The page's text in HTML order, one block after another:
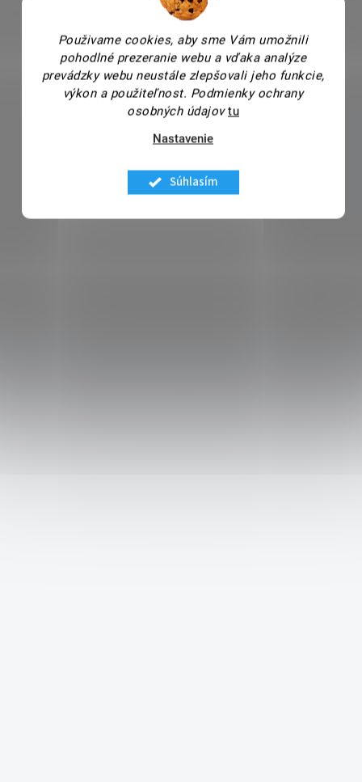
Použivame cookies, aby sme Vám umožnili
pohodlné prezeranie webu a vďaka analýze
prevádzky webu neustále zlepšovali jeho funkcie,
výkon a použiteľnost. Podmienky ochrany
osobných údajov tu
Nastavenie
Súhlasím